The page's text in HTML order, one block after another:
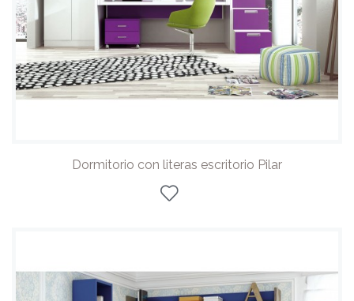
Dormitorio con literas escritorio Pilar